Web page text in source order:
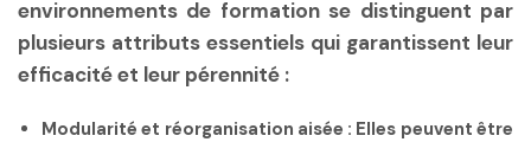
environnements de formation se distinguent par
plusieurs attributs essentiels qui garantissent leur
efficacité et leur pérennité :
Modularité et réorganisation aisée : Elles peuvent être